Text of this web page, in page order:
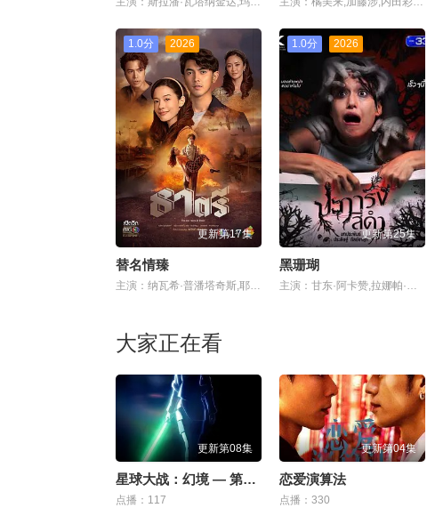
1.0分 2026
更新第17集
替名情臻
主演：纳瓦希·普潘塔奇斯,耶娜·萨拉斯,塔拉·提帕,威拉卡尼·坎瓦塔纳固,莎兰娅·君帕缇,普莉玛·邦查伦,维拉甘·瓦塔纳坤,Wiranakarn,Wattanakun
1.0分 2026
更新第25集
黑珊瑚
主演：甘东·阿卡赞,拉娜帕·翁塔娜特
大家正在看
更新第08集
星球大战：幻境 — 第九个绝地武士
点播：117
更新第04集
恋爱演算法
点播：330